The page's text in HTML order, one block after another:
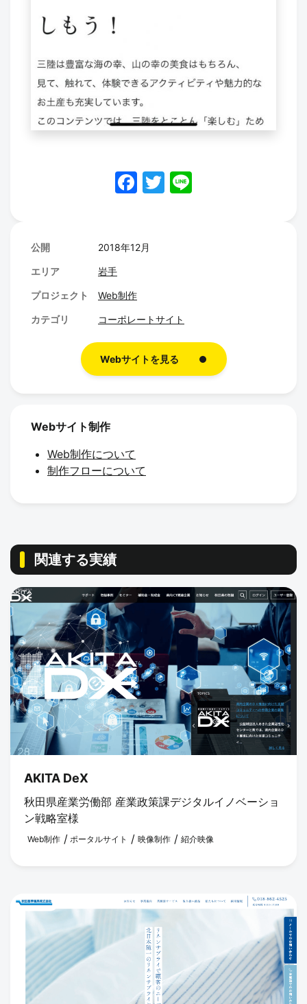
F
e
o
k
T
公開 2018年12月
エリア 岩手
プロジェクト Web制作
カテゴリ コーポレートサイト
Webサイトを見る
Webサイト制作
Web制作について
制作フローについて
関連する実績
AKITA DeX
秋田県産業労働部 産業政策課デジタルイノベーショ
ン戦略室様
Web制作 ポータルサイト 映像制作 紹介映像